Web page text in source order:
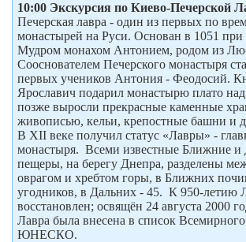
10:00 Экскурсия по Киево-Печерской
Печерская лавра - один из первых по
монастырей на Руси. Основан в 1051 при
Мудром монахом Антонием, родом из
Сооснователем Печерского монастыря
первых учеников Антония - Феодосий.
Ярославич подарил монастырю плато
позже выросли прекрасные каменные
живописью, кельи, крепостные башни и
В XII веке получил статус «Лавры» -
монастыря. Всеми известные Ближние и
пещеры, на берегу Днепра, разделены
оврагом и хребтом горы, в Ближних
угодников, в Дальних - 45. К 950-летию
восстановлен; освящён 24 августа 2000
Лавра была внесена в список
ЮНЕСКО.